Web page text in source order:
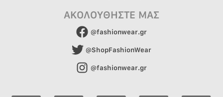
ΑΚΟΛΟΥΘΗΣΤΕ ΜΑΣ
@fashionwear.gr
@ShopFashionWear
@fashionwear.gr